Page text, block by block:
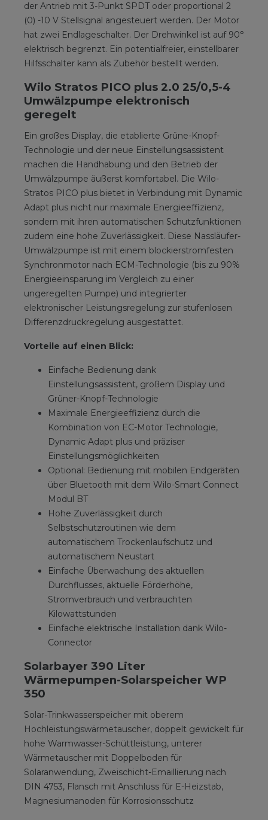
der Antrieb mit 3-Punkt SPDT oder proportional 2
(0) -10 V Stellsignal angesteuert werden. Der Motor
hat zwei Endlageschalter. Der Drehwinkel ist auf 90°
­elektrisch ­begrenzt. Ein potentialfreier, einstellbarer
Hilfsschalter kann als Zubehör bestellt werden.
Wilo Stratos PICO plus 2.0 25/0,5-4
Umwälzpumpe elektronisch
geregelt
Ein großes Display, die etablierte Grüne-Knopf-
Technologie und der neue Einstellungsassistent
machen die Handhabung und den Betrieb der
Umwälzpumpe äußerst komfortabel. Die Wilo-
Stratos PICO plus bietet in Verbindung mit Dynamic
Adapt plus nicht nur maximale Energieeffizienz,
sondern mit ihren automatischen Schutzfunktionen
zudem eine hohe Zuverlässigkeit. Diese Nassläufer-
Umwälzpumpe ist mit einem blockierstromfesten
Synchronmotor nach ECM-Technologie (bis zu 90%
Energieeinsparung im Vergleich zu einer
ungeregelten Pumpe) und integrierter
elektronischer Leistungsregelung zur stufenlosen
Differenzdruckregelung ausgestattet.
Vorteile auf einen Blick:
Einfache Bedienung dank
Einstellungsassistent, großem Display und
Grüner-Knopf-Technologie
Maximale Energieeffizienz durch die
Kombination von EC-Motor Technologie,
Dynamic Adapt plus und präziser
Einstellungsmöglichkeiten
Optional: Bedienung mit mobilen Endgeräten
über Bluetooth mit dem Wilo-Smart Connect
Modul BT
Hohe Zuverlässigkeit durch
Selbstschutzroutinen wie dem
automatischem Trockenlaufschutz und
automatischem Neustart
Einfache Überwachung des aktuellen
Durchflusses, aktuelle Förderhöhe,
Stromverbrauch und verbrauchten
Kilowattstunden
Einfache elektrische Installation dank Wilo-
Connector
Solarbayer 390 Liter
Wärmepumpen-Solarspeicher WP
350
Solar-Trinkwasserspeicher mit oberem
Hochleistungswärmetauscher, doppelt gewickelt für
hohe Warmwasser-Schüttleistung, unterer
Wärmetauscher mit Doppelboden für
Solaranwendung, Zweischicht-Emaillierung nach
DIN 4753, Flansch mit Anschluss für E-Heizstab,
Magnesiumanoden für Korrosionsschutz